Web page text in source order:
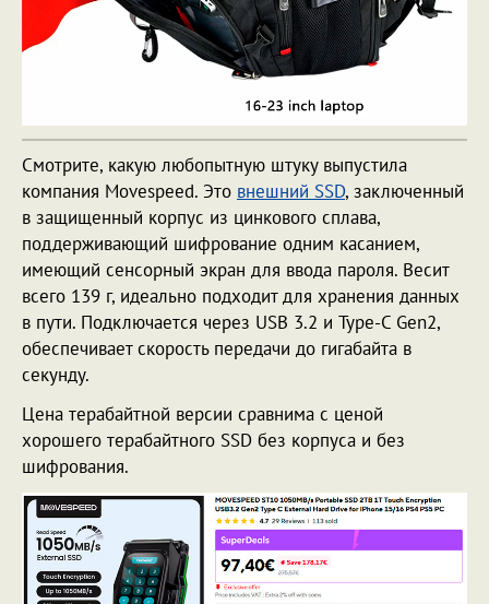
Смотрите, какую любопытную штуку выпустила
компания Movespeed. Это внешний SSD, заключенный
в защищенный корпус из цинкового сплава,
поддерживающий шифрование одним касанием,
имеющий сенсорный экран для ввода пароля. Весит
всего 139 г, идеально подходит для хранения данных
в пути. Подключается через USB 3.2 и Type-C Gen2,
обеспечивает скорость передачи до гигабайта в
секунду.
Цена терабайтной версии сравнима с ценой
хорошего терабайтного SSD без корпуса и без
шифрования.